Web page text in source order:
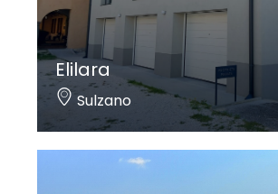
Elilara
Sulzano